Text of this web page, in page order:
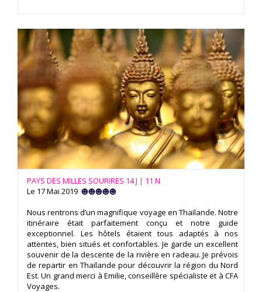
PAYS DES MILLES SOURIRES 14 J | 11 N
Le 17 Mai 2019
Nous rentrons d’un magnifique voyage en Thaïlande. Notre
itinéraire était parfaitement conçu et notre guide
exceptionnel. Les hôtels étaient tous adaptés à nos
attentes, bien situés et confortables. Je garde un excellent
souvenir de la descente de la rivière en radeau. Je prévois
de repartir en Thaïlande pour découvrir la région du Nord
Est. Un grand merci à Emilie, conseillère spécialiste et à CFA
Voyages.